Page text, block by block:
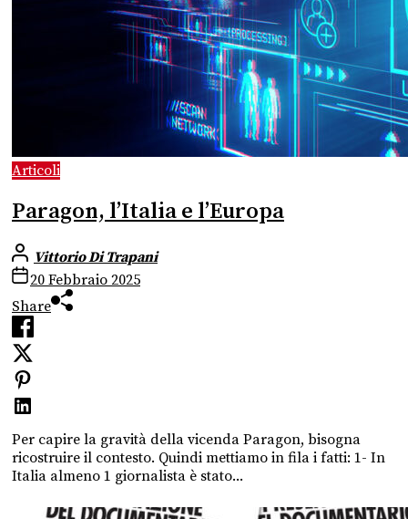
Articoli
Paragon, l’Italia e l’Europa
Vittorio Di Trapani
20 Febbraio 2025
Share
Per capire la gravità della vicenda Paragon, bisogna
ricostruire il contesto. Quindi mettiamo in fila i fatti: 1- In
Italia almeno 1 giornalista è stato...